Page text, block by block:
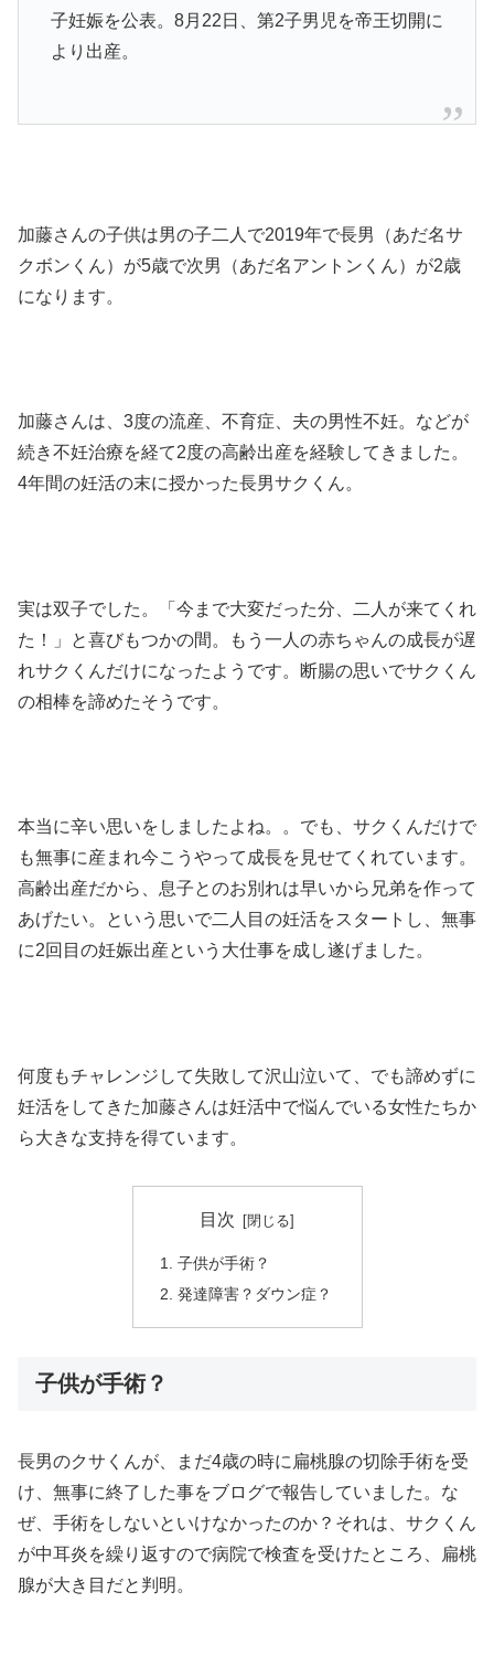
子妊娠を公表。8月22日、第2子男児を帝王切開に
より出産。
加藤さんの子供は男の子二人で2019年で長男（あだ名サ
クボンくん）が5歳で次男（あだ名アントンくん）が2歳
になります。
加藤さんは、3度の流産、不育症、夫の男性不妊。などが
続き不妊治療を経て2度の高齢出産を経験してきました。
4年間の妊活の末に授かった長男サクくん。
実は双子でした。「今まで大変だった分、二人が来てくれ
た！」と喜びもつかの間。もう一人の赤ちゃんの成長が遅
れサクくんだけになったようです。断腸の思いでサクくん
の相棒を諦めたそうです。
本当に辛い思いをしましたよね。。でも、サクくんだけで
も無事に産まれ今こうやって成長を見せてくれています。
高齢出産だから、息子とのお別れは早いから兄弟を作って
あげたい。という思いで二人目の妊活をスタートし、無事
に2回目の妊娠出産という大仕事を成し遂げました。
何度もチャレンジして失敗して沢山泣いて、でも諦めずに
妊活をしてきた加藤さんは妊活中で悩んでいる女性たちか
ら大きな支持を得ています。
目次
子供が手術？
発達障害？ダウン症？
子供が手術？
長男のクサくんが、まだ4歳の時に扁桃腺の切除手術を受
け、無事に終了した事をブログで報告していました。な
ぜ、手術をしないといけなかったのか？それは、サクくん
が中耳炎を繰り返すので病院で検査を受けたところ、扁桃
腺が大き目だと判明。